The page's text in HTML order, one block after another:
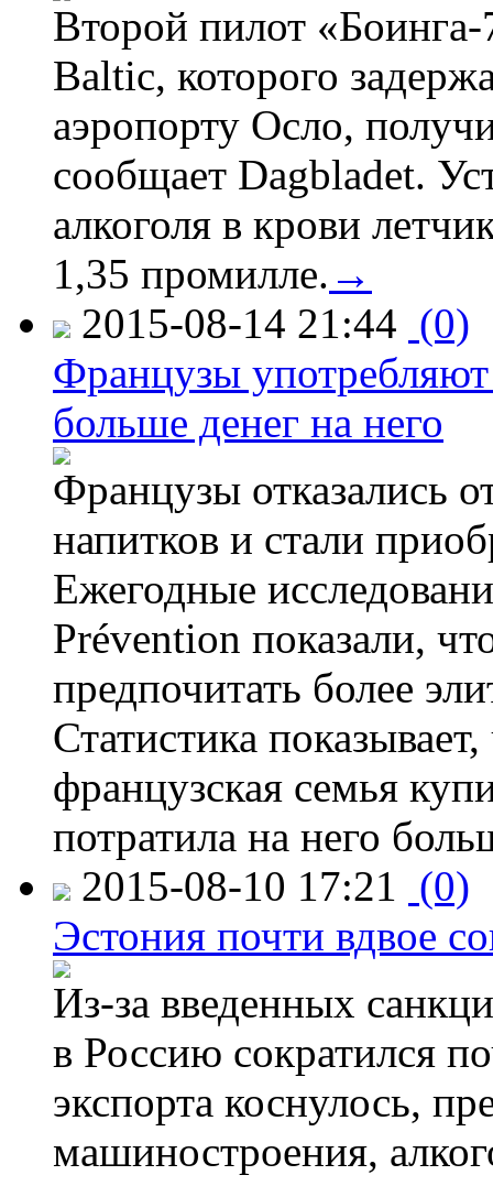
Второй пилот
Baltic, которого
аэропорту Осло,
сообщает Dagbladet.
алкоголя в крови
1,35 промилле. →
2015-08-14 21:44 (0)
Французы
больше денег на него
Французы отказались
напитков и стали
Ежегодные
Prévention показали,
предпочитать более
Статистика
французская семья
потратила на него
2015-08-10 17:21 (0)
Эстония почти вдвое
Из-за введенных
в Россию сократился
экспорта коснулось,
машиностроения,